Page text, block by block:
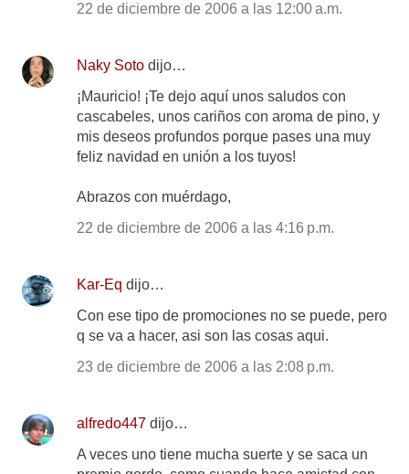
22 de diciembre de 2006 a las 12:00 a.m.
Naky Soto dijo…
¡Mauricio! ¡Te dejo aquí unos saludos con
cascabeles, unos cariños con aroma de pino, y
mis deseos profundos porque pases una muy
feliz navidad en unión a los tuyos!
Abrazos con muérdago,
22 de diciembre de 2006 a las 4:16 p.m.
Kar-Eq dijo…
Con ese tipo de promociones no se puede, pero
q se va a hacer, asi son las cosas aqui.
23 de diciembre de 2006 a las 2:08 p.m.
alfredo447 dijo…
A veces uno tiene mucha suerte y se saca un